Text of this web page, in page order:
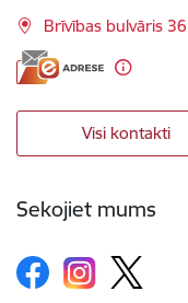
Brīvības bulvāris
Visi kontakti
Sekojiet mums